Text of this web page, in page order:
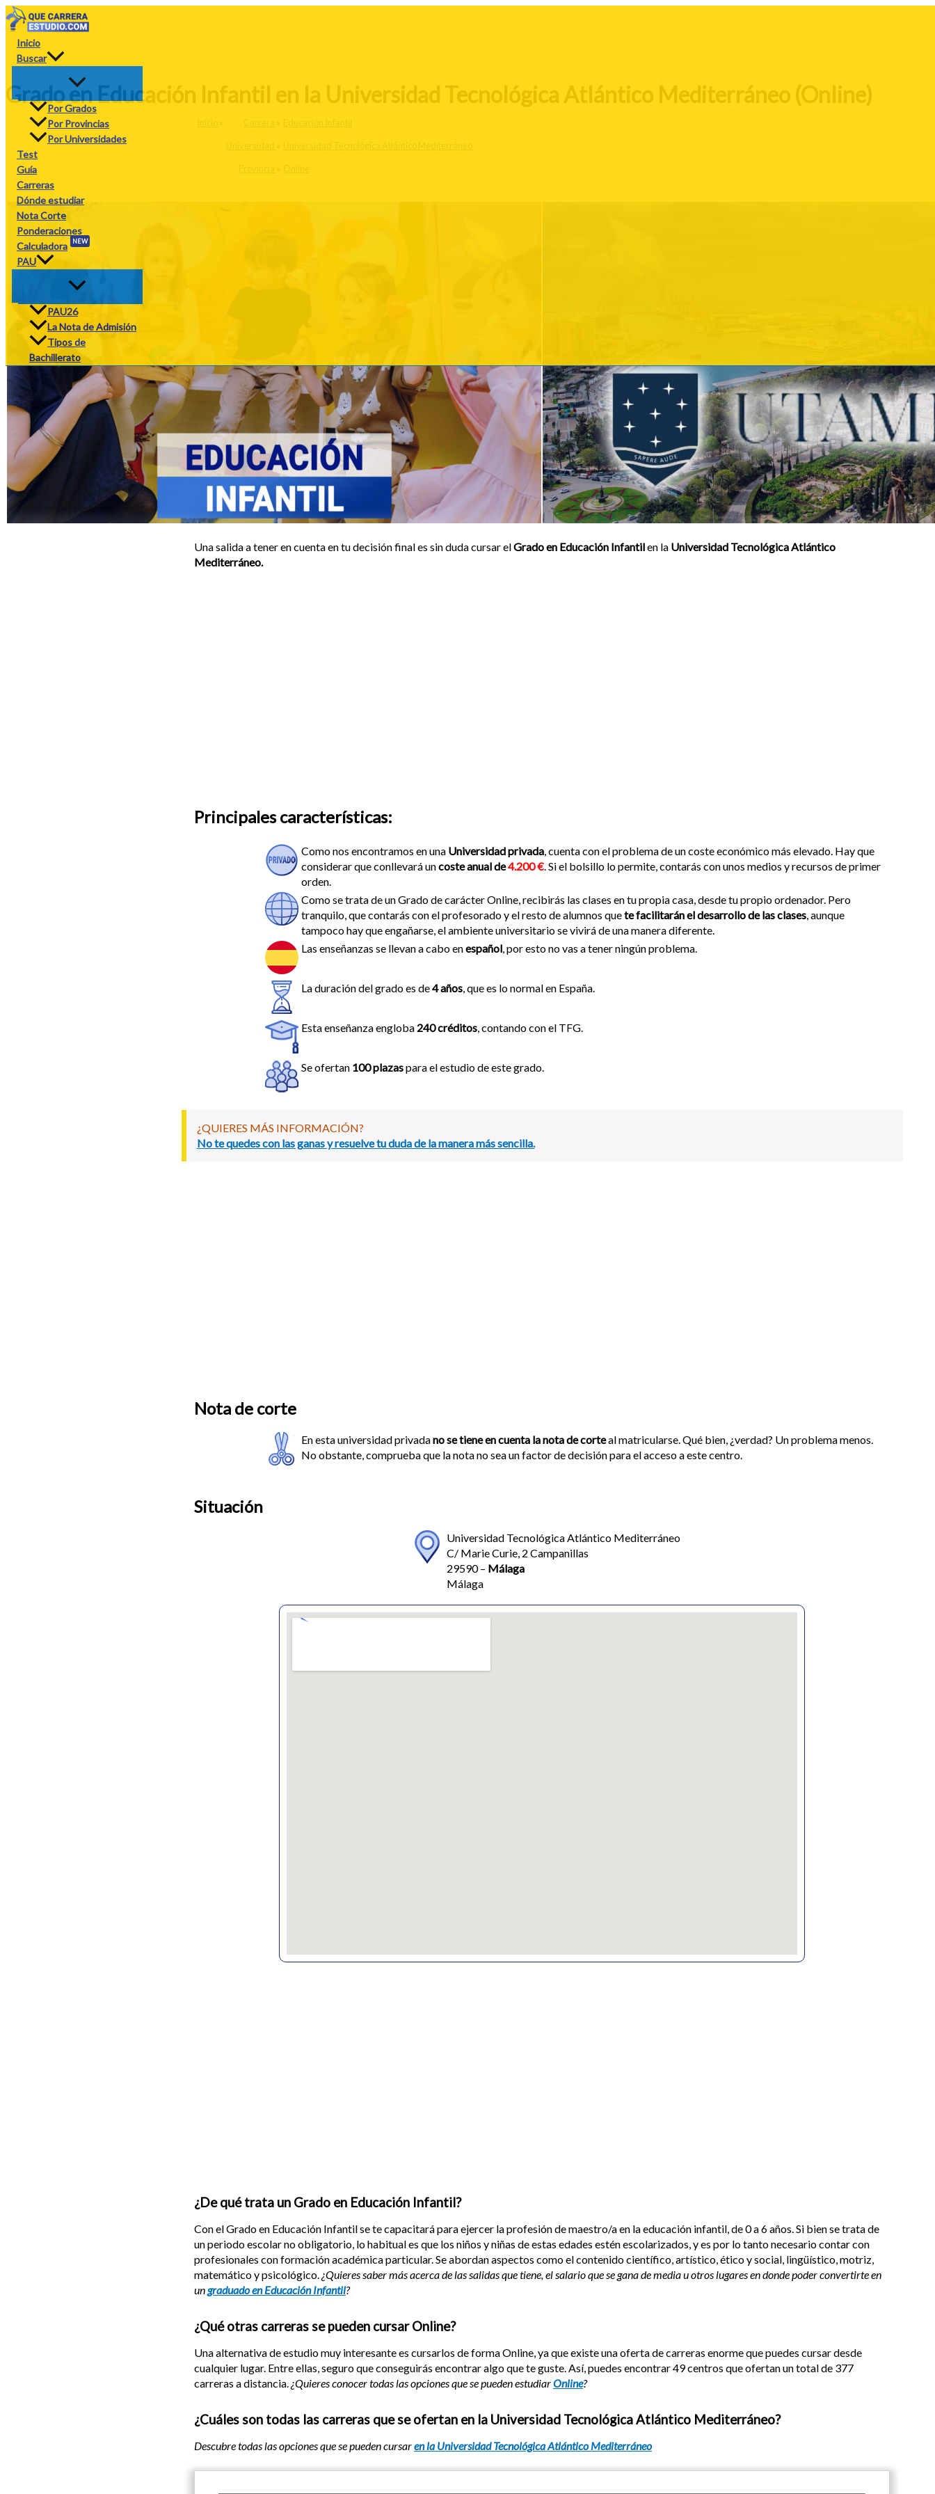
Ir
al
contenido
Inicio
Buscar
Por Grados
Por Provincias
Por Universidades
Test
Guía
Carreras
Dónde estudiar
Nota Corte
Ponderaciones
Calculadora
NEW
PAU
PAU26
La Nota de Admisión
Tipos de
Bachillerato
Grado en Educación Infantil en la Universidad Tecnológica Atlántico Mediterráneo (Online)
Inicio Carrera Educación Infantil
Universidad Universidad Tecnológica Atlántico Mediterráneo
Provincia Online
Una salida a tener en cuenta en tu decisión final es sin duda cursar elGrado en Educación Infantilen la Universidad Tecnológica Atlántico
Mediterráneo.
Principales características:
Como nos encontramos en una Universidad privada , cuenta con el problema de un coste económico más elevado. Hay que
considerar que conllevará uncoste anual de4.200 € . Si el bolsillo lo permite, contarás con unos medios y recursos de primer
orden.
Como se trata de un Grado de carácter Online, recibirás las clases en tu propia casa, desde tu propio ordenador. Pero
tranquilo, que contarás con el profesorado y el resto de alumnos quete facilitarán el desarrollo de las clases , aunque
tampoco hay que engañarse, el ambiente universitario se vivirá de una manera diferente.
Las enseñanzas se llevan a cabo enespañol , por esto no vas a tener ningún problema.
La duración del grado es de4 años , que es lo normal en España.
Esta enseñanza engloba 240 créditos , contando con el TFG.
Se ofertan 100 plazaspara el estudio de este grado.
¿QUIERES MÁS INFORMACIÓN?
No te quedes con las ganas y resuelve tu duda de la manera más sencilla.
Nota de corte
En esta universidad privadano se tiene en cuenta la nota de corteal matricularse. Qué bien, ¿verdad? Un problema menos.
No obstante, comprueba que la nota no sea un factor de decisión para el acceso a este centro.
Situación
Universidad Tecnológica Atlántico Mediterráneo
C/ Marie Curie, 2 Campanillas
29590 – Málaga
Málaga
¿De qué trata un Grado en Educación Infantil?
Con el Grado en Educación Infantil se te capacitará para ejercer la profesión de maestro/a en la educación infantil, de 0 a 6 años. Si bien se trata de
un periodo escolar no obligatorio, lo habitual es que los niños y niñas de estas edades estén escolarizados, y es por lo tanto necesario contar con
profesionales con formación académica particular. Se abordan aspectos como el contenido científico, artístico, ético y social, lingüístico, motriz,
matemático y psicológico. ¿Quieres saber más acerca de las salidas que tiene, el salario que se gana de media u otros lugares en donde poder convertirte en
ungraduado en Educación Infantil?
¿Qué otras carreras se pueden cursar Online?
Una alternativa de estudio muy interesante es cursarlos de forma Online, ya que existe una oferta de carreras enorme que puedes cursar desde
cualquier lugar. Entre ellas, seguro que conseguirás encontrar algo que te guste. Así, puedes encontrar 49 centros que ofertan un total de 377
carreras a distancia. ¿Quieres conocer todas las opciones que se pueden estudiarOnline?
¿Cuáles son todas las carreras que se ofertan en la Universidad Tecnológica Atlántico Mediterráneo?
Descubre todas las opciones que se pueden cursaren la Universidad Tecnológica Atlántico Mediterráneo